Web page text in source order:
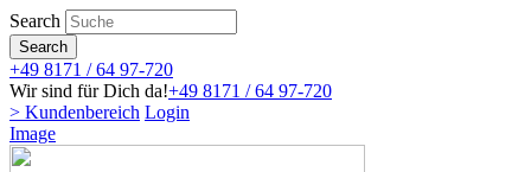
Direkt
zum
Inhalt
Search
Search
+49 8171 / 64 97-720
Wir sind für Dich da!+49 8171 / 64 97-720
> Kundenbereich Login
Image